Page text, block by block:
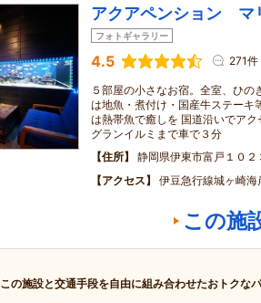
アクアペンション マ
フォトギャラリー
4.5 271件
５部屋の小さなお宿。全室、ひの
は地魚・煮付け・国産牛ステーキ
は熱帯魚で癒しを 国道沿いでア
グランイルミまで車で３分
住所
静岡県伊東市富戸１０２
アクセス
伊豆急行線城ヶ崎
この施
この施設と交通手段を自由に組み合わせたおトクな